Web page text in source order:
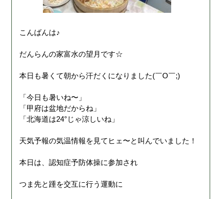
こんばんは♪
だんらんの家富水の望月です☆
本日も暑くて朝から汗だくになりました(￣O￣;)
「今日も暑いね〜」
「甲府は盆地だからね」
「北海道は24°じゃ涼しいね」
天気予報の気温情報を見てヒェ〜と叫んでいました！
本日は、認知症予防体操に参加され
つま先と踵を交互に行う運動に